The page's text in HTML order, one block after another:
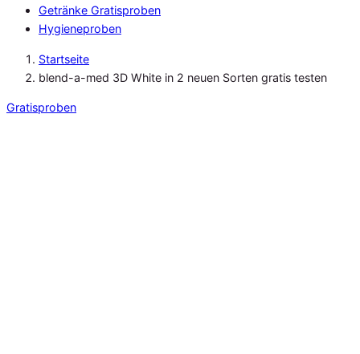
Getränke Gratisproben
Hygieneproben
Startseite
blend-a-med 3D White in 2 neuen Sorten gratis testen
Gratisproben